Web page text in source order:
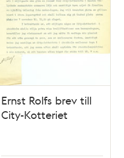
Ernst Rolfs brev till
City-Kotteriet